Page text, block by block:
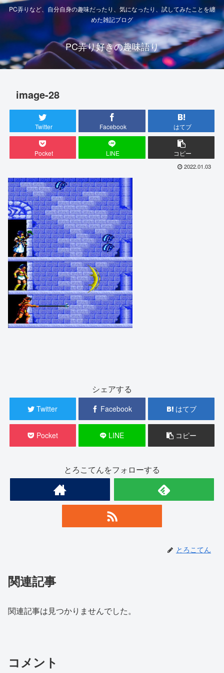
PC弄りなど、自分自身の趣味だったり、気になったり、試してみたことを纏
めた雑記ブログ
PC弄り好きの趣味語り
image-28
Twitter Facebook はてブ
Pocket LINE コピー
2022.01.03
シェアする
Twitter Facebook はてブ
Pocket LINE コピー
とろこてんをフォローする
とろこてん
関連記事
関連記事は見つかりませんでした。
コメント